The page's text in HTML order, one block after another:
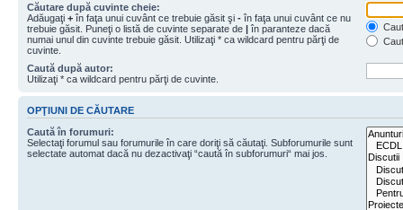
Căutare după cuvinte cheie:
Adăugaţi + în faţa unui cuvânt ce trebuie găsit şi - în faţa unui cuvânt ce nu
trebuie găsit. Puneţi o listă de cuvinte separate de | în paranteze dacă
numai unul din cuvinte trebuie găsit. Utilizaţi * ca wildcard pentru părţi de
cuvinte.
Caută după autor:
Utilizaţi * ca wildcard pentru părţi de cuvinte.
OPŢIUNI DE CĂUTARE
Caută în forumuri:
Selectaţi forumul sau forumurile în care doriţi să căutaţi. Subforumurile sunt
selectate automat dacă nu dezactivaţi “caută în subforumuri“ mai jos.